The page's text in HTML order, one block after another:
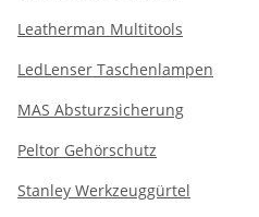
Leatherman Multitools
LedLenser Taschenlampen
MAS Absturzsicherung
Peltor Gehörschutz
Stanley Werkzeuggürtel